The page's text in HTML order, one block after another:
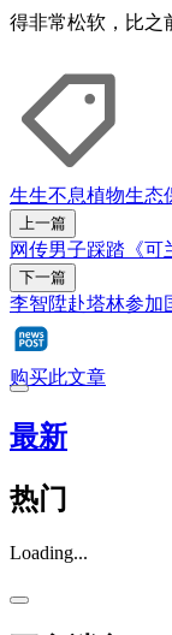
得非常松软，比之
生生不息植物生态
上一篇
网传男子踩踏《可
下一篇
李智陞赴塔林参加
购买此文章
最新
热门
Loading...